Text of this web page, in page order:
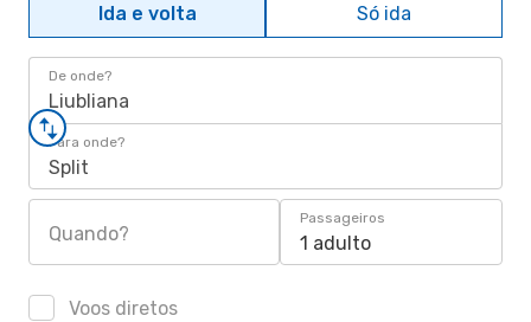
Ida e volta Só ida
De onde?
Liubliana
Para onde?
Split
Quando?
Passageiros
1 adulto
Voos diretos